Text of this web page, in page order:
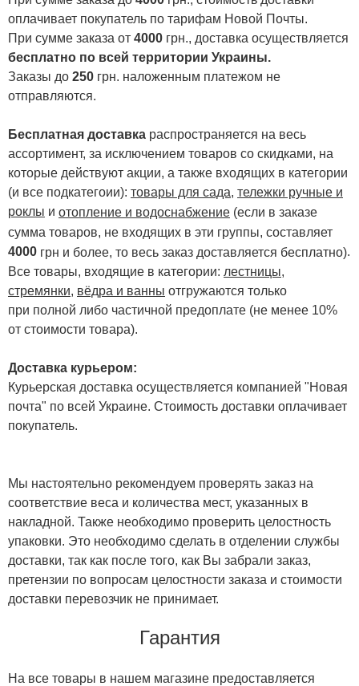
оплачивает покупатель по тарифам Новой Почты.
При сумме заказа от 4000 грн., доставка осуществляется
бесплатно по всей территории Украины.
Заказы до 250 грн. наложенным платежом не
отправляются.
Бесплатная доставка распространяется на весь
ассортимент, за исключением товаров со скидками, на
которые действуют акции, а также входящих в категории
(и все подкатегоии): товары для сада, тележки ручные и
роклы и отопление и водоснабжение (если в заказе
сумма товаров, не входящих в эти группы, составляет
4000 грн и более, то весь заказ доставляется бесплатно).
Все товары, входящие в категории: лестницы,
стремянки, вёдра и ванны отгружаются только
при полной либо частичной предоплате (не менее 10%
от стоимости товара).
Доставка курьером:
Курьерская доставка осуществляется компанией "Новая
почта" по всей Украине. Стоимость доставки оплачивает
покупатель.
Мы настоятельно рекомендуем проверять заказ на
соответствие веса и количества мест, указанных в
накладной. Также необходимо проверить целостность
упаковки. Это необходимо сделать в отделении службы
доставки, так как после того, как Вы забрали заказ,
претензии по вопросам целостности заказа и стоимости
доставки перевозчик не принимает.
Гарантия
На все товары в нашем магазине предоставляется